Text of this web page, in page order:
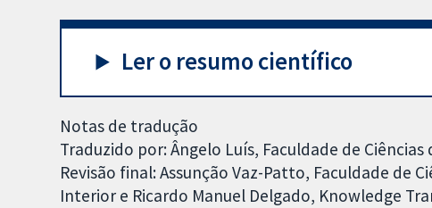
Ler o resumo científico
Notas de tradução
Traduzido por: Ângelo Luís, Faculdade de
Revisão final: Assunção Vaz-Patto, Faculdade de
Interior e Ricardo Manuel Delgado, Knowledge